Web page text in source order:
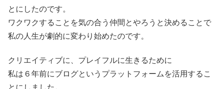
とにしたのです。
ワクワクすることを気の合う仲間とやろうと決めることで
私の人生が劇的に変わり始めたのです。
クリエイティブに、プレイフルに生きるために
私は６年前にブログというプラットフォームを活用するこ